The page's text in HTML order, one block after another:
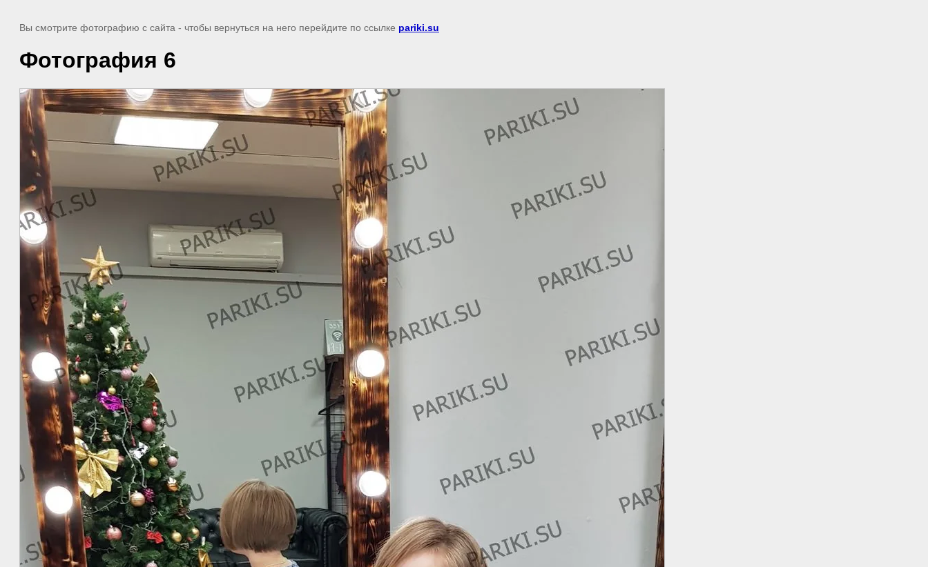
Вы смотрите фотографию с сайта - чтобы вернуться на него перейдите по ссылке pariki.su
Фотография 6